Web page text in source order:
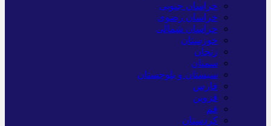
خراسان جنوبی
خراسان رضوی
خراسان شمالی
خوزستان
زنجان
سمنان
سیستان و بلوچستان
فارس
قزوین
قم
کردستان